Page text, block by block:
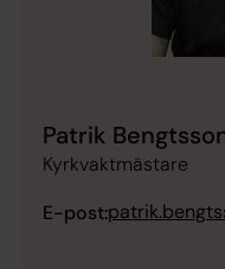
Patrik
Kyrkvaktmästare
E-post: